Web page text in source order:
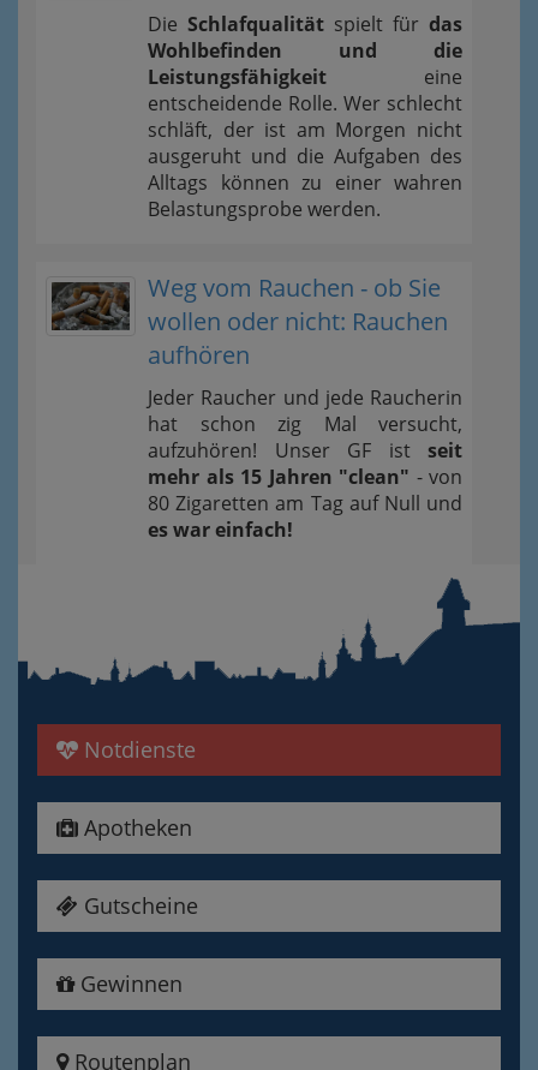
Die Schlafqualität spielt für das
Wohlbefinden und die
Leistungsfähigkeit eine
entscheidende Rolle. Wer schlecht
schläft, der ist am Morgen nicht
ausgeruht und die Aufgaben des
Alltags können zu einer wahren
Belastungsprobe werden.
Weg vom Rauchen - ob Sie
wollen oder nicht: Rauchen
aufhören
Jeder Raucher und jede Raucherin
hat schon zig Mal versucht,
aufzuhören! Unser GF ist seit
mehr als 15 Jahren "clean" - von
80 Zigaretten am Tag auf Null und
es war einfach!
Notdienste
Apotheken
Gutscheine
Gewinnen
Routenplan